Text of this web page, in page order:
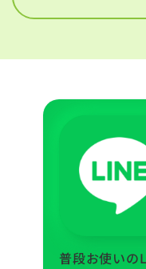
普段お使いの